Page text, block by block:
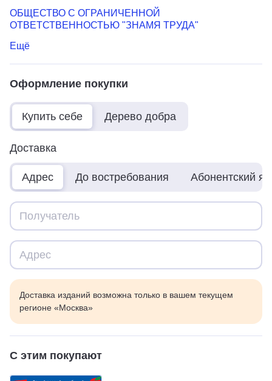
ОБЩЕСТВО С ОГРАНИЧЕННОЙ
ОТВЕТСТВЕННОСТЬЮ "ЗНАМЯ ТРУДА"
Ещё
Оформление покупки
Купить себе Дерево добра
Доставка
Адрес До востребования Абонентский
Доставка изданий возможна только в вашем текущем
регионе «Москва»
С этим покупают